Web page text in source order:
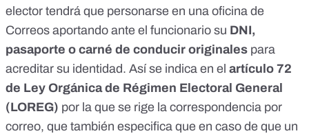
elector tendrá que personarse en una oficina de
Correos aportando ante el funcionario su DNI,
pasaporte o carné de conducir originales para
acreditar su identidad. Así se indica en el artículo 72
de Ley Orgánica de Régimen Electoral General
(LOREG) por la que se rige la correspondencia por
correo, que también especifica que en caso de que un